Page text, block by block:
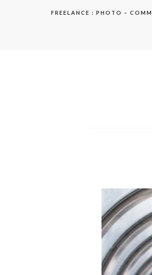
FREELANCE : PHOTO –